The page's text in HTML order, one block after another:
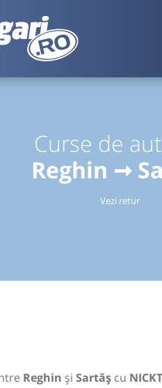
Curse de
Reghin ➞
Vezi retur
Reghin și Sartăș cu